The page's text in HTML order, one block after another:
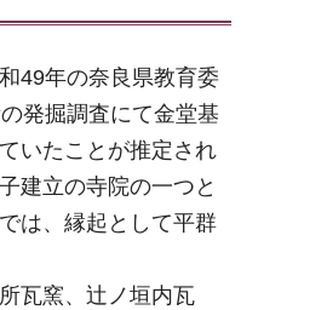
49年の奈良県教育委
発掘調査にて金堂基
いたことが推定され
建立の寺院の一つと
は、縁起として平群
瓦窯、辻ノ垣内瓦